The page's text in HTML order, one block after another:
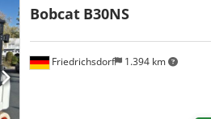
Friedrichsdorf 1.394 km
Bobcat B30NS